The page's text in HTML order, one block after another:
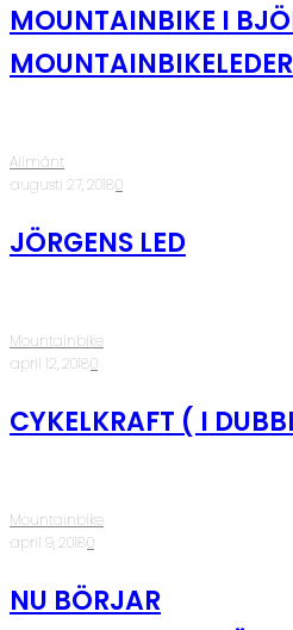
MOUNTAINBIKE I
Allmänt
·augusti 27, 2018·0
JÖRGENS LED
Mountainbike
·april 12, 2018·0
CYKELKRAFT ( I
Mountainbike
·april 9, 2018·0
NU BÖRJAR